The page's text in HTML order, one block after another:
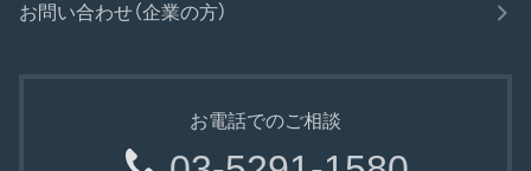
お問い合わせ（企業の方）
お電話でのご相談